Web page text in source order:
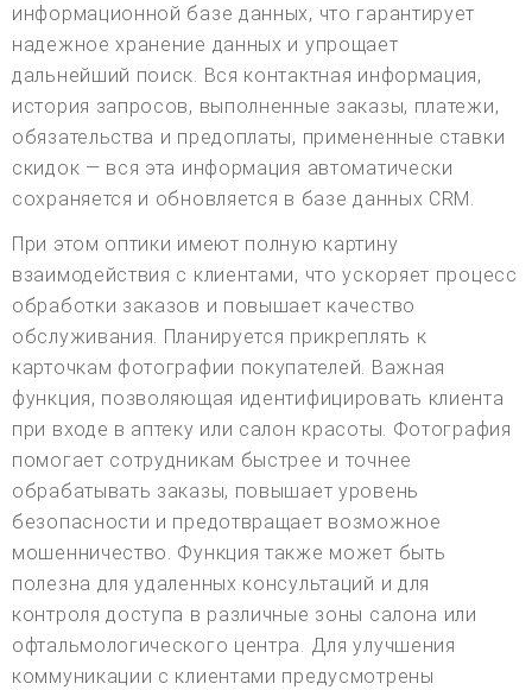
информационной базе данных, что гарантирует
надежное хранение данных и упрощает
дальнейший поиск. Вся контактная информация,
история запросов, выполненные заказы, платежи,
обязательства и предоплаты, примененные ставки
скидок — вся эта информация автоматически
сохраняется и обновляется в базе данных CRM.
При этом оптики имеют полную картину
взаимодействия с клиентами, что ускоряет процесс
обработки заказов и повышает качество
обслуживания. Планируется прикреплять к
карточкам фотографии покупателей. Важная
функция, позволяющая идентифицировать клиента
при входе в аптеку или салон красоты. Фотография
помогает сотрудникам быстрее и точнее
обрабатывать заказы, повышает уровень
безопасности и предотвращает возможное
мошенничество. Функция также может быть
полезна для удаленных консультаций и для
контроля доступа в различные зоны салона или
офтальмологического центра. Для улучшения
коммуникации с клиентами предусмотрены